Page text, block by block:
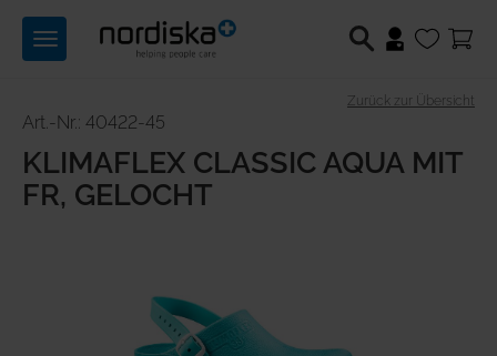
Toggle
navigation
Berufsschuhe
Medizintechnik
Zurück zur Übersicht
Art.-Nr.: 40422-45
KLIMAFLEX CLASSIC AQUA MIT
FR, GELOCHT